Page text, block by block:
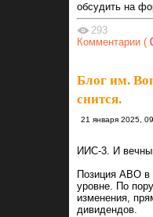
обсудить на
293
Комментарии (
Блог им.
снится.
21 января 2025,
ИИС-3. И
Позиция АВО в
уровне. По
изменения,
дивидендов.